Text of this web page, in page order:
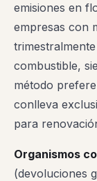
emisiones en
empresas con
combustible,
método
conlleva
para
Organismos
(devoluciones